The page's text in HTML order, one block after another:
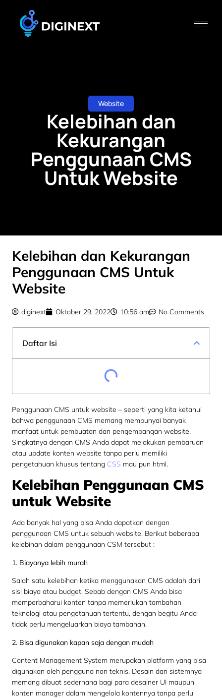
Website
Kelebihan dan
Kekurangan
Penggunaan CMS
Untuk Website
Kelebihan dan Kekurangan
Penggunaan CMS Untuk
Website
diginext Oktober 29, 2022 10:56 am No Comments
Daftar Isi
Penggunaan CMS untuk website – seperti yang kita ketahui
bahwa penggunaan CMS memang mempunyai banyak
manfaat untuk pembuatan dan pengembangan website.
Singkatnya dengan CMS Anda dapat melakukan pembaruan
atau update konten website tanpa perlu memiliki
pengetahuan khusus tentang CSS mau pun html.
Kelebihan Penggunaan CMS
untuk Website
Ada banyak hal yang bisa Anda dapatkan dengan
penggunaan CMS untuk sebuah website. Berikut beberapa
kelebihan dalam penggunaan CSM tersebut :
1. Biayanya lebih murah
Salah satu kelebihan ketika menggunakan CMS adalah dari
sisi biaya atau budget. Sebab dengan CMS Anda bisa
memperbaharui konten tanpa memerlukan tambahan
teknologi atau pengetahuan tertentu, dengan begitu Anda
tidak perlu mengeluarkan biaya tambahan.
2. Bisa digunakan kapan saja dengan mudah
Content Management System merupakan platform yang bisa
digunakan oleh pengguna non teknis. Desain dan sistemnya
memang dibuat sederhana bagi para desainer UI maupun
konten manager dalam mengelola kontennya tanpa perlu